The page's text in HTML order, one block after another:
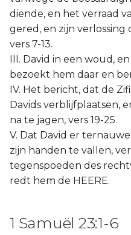
diende, en het verraad
gered, en zijn verlossing
vers 7-13.
III. David in een woud,
bezoekt hem daar en
IV. Het bericht, dat de
Davids verblijfplaatsen,
na te jagen, vers 19-25.
V. Dat David er
zijn handen te vallen,
tegenspoeden des
redt hem de HEERE.
1 Samuël 23:1-6